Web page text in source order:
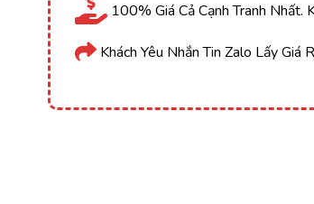
100% Giá Cả Cạnh Tranh Nhất.
Khách Yêu Nhắn Tin Zalo Lấy Giá